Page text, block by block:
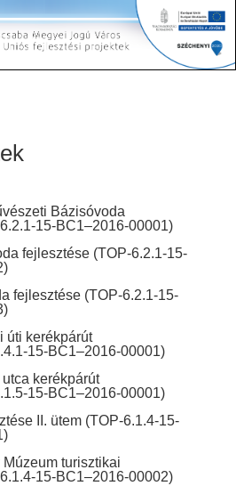
Bázisóvoda
15-BC1–2016-00001)
fejlesztése(TOP-6.2.1-15-
fejlesztése (TOP-6.2.1-15-
úti kerékpárút
15-BC1–2016-00001)
kerékpárút
15-BC1–2016-00001)
II. ütem(TOP-6.1.4-15-
turisztikai
15-BC1–2016-00002)